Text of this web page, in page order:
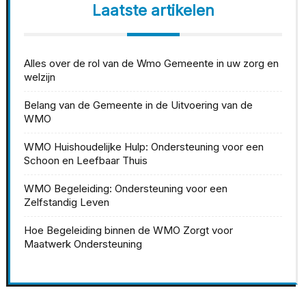
Laatste artikelen
Alles over de rol van de Wmo Gemeente in uw zorg en
welzijn
Belang van de Gemeente in de Uitvoering van de
WMO
WMO Huishoudelijke Hulp: Ondersteuning voor een
Schoon en Leefbaar Thuis
WMO Begeleiding: Ondersteuning voor een
Zelfstandig Leven
Hoe Begeleiding binnen de WMO Zorgt voor
Maatwerk Ondersteuning